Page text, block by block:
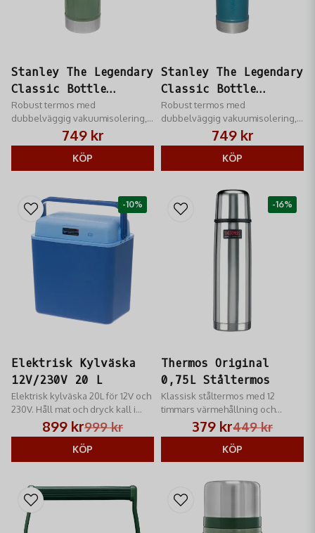
Stanley The Legendary
Classic Bottle
Hammertone Green 0,59
L
Robust termos med
dubbelväggig vakuumisolering,
perfekt för jakt och friluftsliv.
749 kr
KÖP
Stanley The Legendary
Classic Bottle
Hammertone Lake 0,59
L
Robust termos med
dubbelväggig vakuumisolering,
perfekt för jakt och friluftsliv.
749 kr
KÖP
Elektrisk Kylväska
12V/230V 20 L
Elektrisk kylväska 20L för 12V och
230V. Håll mat och dryck kall i
bilen, båten eller hemma. Smidig
och rymlig kylbox för camping
och jakt hos RM Jakt.
999 kr
899 kr
KÖP
-10%
Thermos Original
0,75L Ståltermos
Klassisk ståltermos med 12
timmars värmehållning och
delbar autokork för enkel
rengöring.
449 kr
379 kr
KÖP
-16%